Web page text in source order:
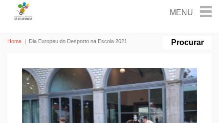
Home | Dia Europeu do Desporto na Escola 2021